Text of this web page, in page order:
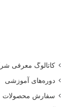
کاتالوگ معرفی
دوره‌های آموزشی
سفارش محصولات